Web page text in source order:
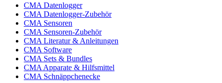
CMA Datenlogger
CMA Datenlogger-Zubehör
CMA Sensoren
CMA Sensoren-Zubehör
CMA Literatur & Anleitungen
CMA Software
CMA Sets & Bundles
CMA Apparate & Hilfsmittel
CMA Schnäppchenecke